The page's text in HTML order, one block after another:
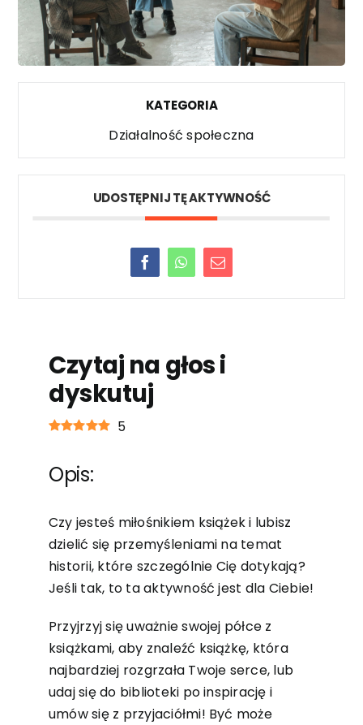
KATEGORIA
Działalność społeczna
UDOSTĘPNIJ TĘ AKTYWNOŚĆ
Czytaj na głos i
dyskutuj
5
Opis:
Czy jesteś miłośnikiem książek i lubisz
dzielić się przemyśleniami na temat
historii, które szczególnie Cię dotykają?
Jeśli tak, to ta aktywność jest dla Ciebie!
Przyjrzyj się uważnie swojej półce z
książkami, aby znaleźć książkę, która
najbardziej rozgrzała Twoje serce, lub
udaj się do biblioteki po inspirację i
umów się z przyjaciółmi! Być może